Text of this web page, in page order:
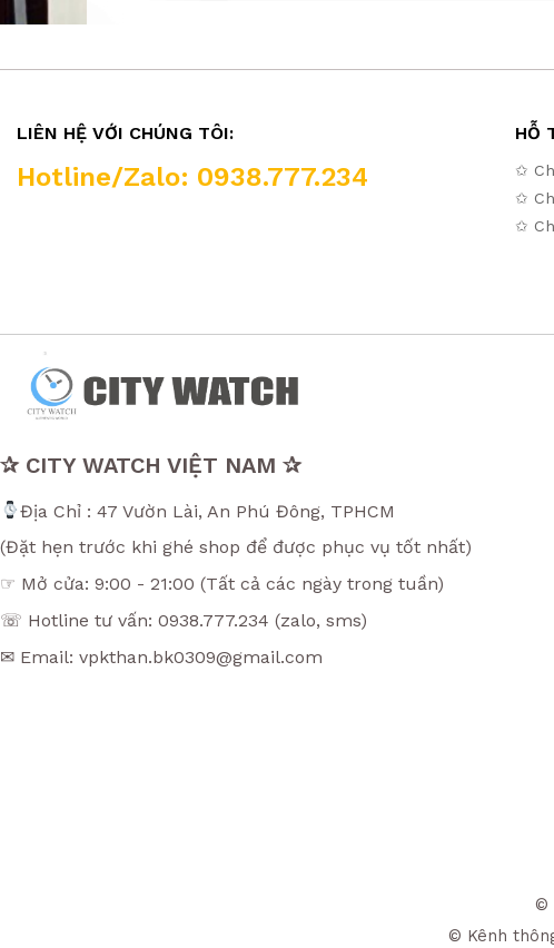
LIÊN HỆ VỚI CHÚNG TÔI:
Hotline/Zalo: 0938.777.234
HỖ
✩
✩
✩
✰ CITY WATCH VIỆT NAM ✰
Địa Chỉ : 47 Vườn Lài, An Phú Đông, TPHCM
(Đặt hẹn trước khi ghé shop để được phục vụ tốt nhất)
☞ Mở cửa: 9:00 - 21:00 (Tất cả các ngày trong tuần)
☏ Hotline tư vấn: 0938.777.234 (zalo, sms)
✉ Email: vpkthan.bk0309@gmail.com
©
© Kênh